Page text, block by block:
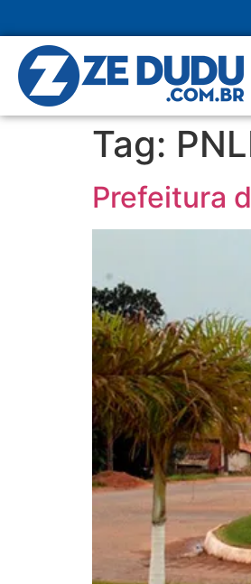
Tag:
Prefeitura